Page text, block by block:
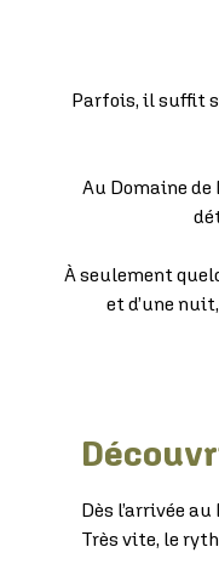
Parfois, il suffit
Au Domaine
À seulement
et d’une
Dès l’arrivée
Très vite, le